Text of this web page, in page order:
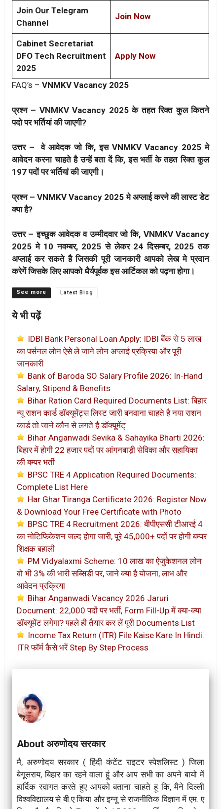
Join Our Telegram
Channel
Join Now
Cabinet Secretariat
DFO Tech Recruitment
2025
Apply Now
FAQ’s – VNMKV Vacancy 2025
प्रश्न – VNMKV Vacancy 2025 के तहत रिक्त कुल कितने
पदो पर भर्तियां की जाएगी?
उत्तर – वे आवेदक जो कि, इस VNMKV Vacancy 2025 मे
आवेदन करना चाहते है उन्हें बता दें कि, इस भर्ती के तहत रिक्त कुल
197 पदों पर भर्तियां की जाएगी।
प्रश्न – VNMKV Vacancy 2025 मे अप्लाई करने की लास्ट डेट
क्या है?
उत्तर – इच्छुक आवेदक व उम्मीदवार जो कि, VNMKV Vacancy
2025 मे 10 नवम्बर, 2025 से लेकर 24 दिसम्बर, 2025 तक
अप्लाई कर सकते है जिसकी पूरी जानकारी आपको लेख मे प्रदान
करेगें जिसके लिए आपको धैर्यपूर्वक इस आर्टिकल को पढ़ना होगा।
Categories Latest Blog
ये भी पढ़ें
IDBI Bank Personal Loan Apply: IDBI बैंक से 5 लाख
का पर्सनल लोन ऐसे ले जाने लोन अप्लाई प्रक्रिया और पूरी
जानकारी
Bank of Baroda SO Salary Profile 2026: In-Hand
Salary, Stipend & Benefits
Bihar Ration Card Required Documents List: बिहार
न्यू राशन कार्ड डॉक्यूमेंट्स लिस्ट जारी बनवाना चाहते है नया राशन
कार्ड तो जाने कौन से लगते है डॉक्यूमेंट्
Bihar Anganwadi Sevika & Sahayika Bharti 2026:
बिहार में होगी 22 हजार पदों पर आंगनबाड़ी सेविका और सहायिका
की बम्पर भर्ती
BPSC TRE 4 Application Required Documents:
Complete List Here
Har Ghar Tiranga Certificate 2026: Register Now
& Download Your Free Certificate with Photo
BPSC TRE 4 Recruitment 2026: बीपीएससी टीआरई 4
का नोटिफिकेशन जल्द होगा जारी, पूरे 45,000+ पदों पर होगी बम्पर
शिक्षक बहाली
PM Vidyalaxmi Scheme: 10 लाख का ऐजुकेशनल लोन
वो भी 3% की भारी सब्सिडी पर, जाने क्या है योजना, लाभ और
आवेदन प्रक्रिया
Bihar Anganwadi Vacancy 2026 Jaruri
Document: 22,000 पदों पर भर्ती, Form Fill-Up में क्या-क्या
डॉक्यूमेंट लगेगा? पहले ही तैयार कर लें पूरी Documents List
Income Tax Return (ITR) File Kaise Kare In Hindi:
ITR फॉर्म कैसे भरें Step By Step Process
About अरुणोदय सरकार
मै, अरुणोदय सरकार ( हिंदी कंटेंट राइटर स्पेशलिस्ट ) जिला
बेगूसराय, बिहार का रहने वाला हूं और आप सभी का अपने बायो में
हार्दिक स्वागत करते हुए आपको बताना चाहते हू कि, मैने दिल्ली
विश्वविद्यालय से बी.ए किया और इग्नू से राजनीतिक विज्ञान में एम. ए